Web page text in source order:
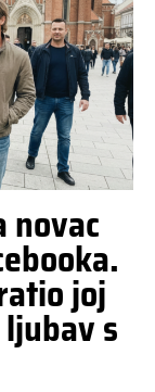
novac
joj
s